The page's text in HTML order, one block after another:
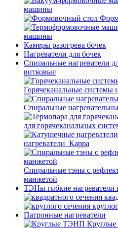
машины
машины
Камеры разогрева бочек
Нагреватели для бочек
Спиральные нагреватели
витковые
Горячеканальные системы
Спиральные
для горячеканальных
нагреватели_Карра
Спиральные тэны с
манжетой
ТЭНы гибкие нагреватели
Патронные нагреватели